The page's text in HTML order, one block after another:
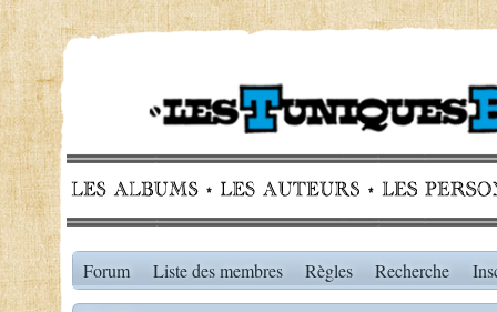
Forum Liste des membres Règles Recherche